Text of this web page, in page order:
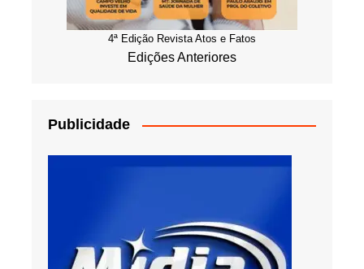
4ª Edição Revista Atos e Fatos
Edições Anteriores
Publicidade